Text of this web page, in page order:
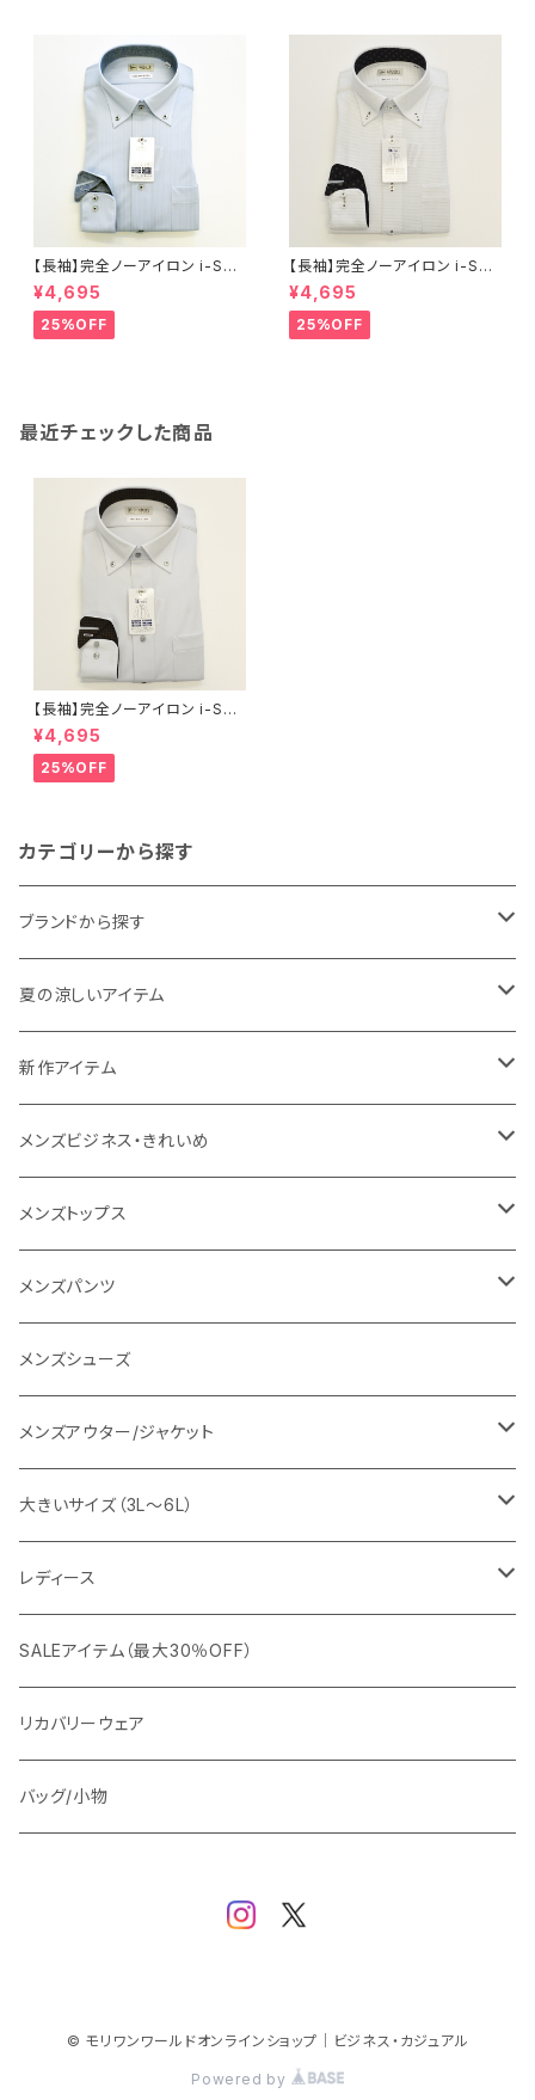
【長袖】完全ノーアイロン i-Shir
t｜ワイシャツ 形態安定 レギュ
ラーシルエット ボタンダウン ス
トライプ メンズ ビジネス dhw3
¥4,695
25%OFF
【長袖】完全ノーアイロン i-Shir
t｜ワイシャツ 形態安定 レギュ
ラーシルエット ボタンダウン ド
ット メンズ ビジネス dhw398a
-bd-12 L.グレー
¥4,695
25%OFF
最近チェックした商品
【長袖】完全ノーアイロン i-Shir
t｜ワイシャツ 形態安定 レギュ
ラーシルエット ボタンダウン ド
ビー メンズ ビジネス dhw397
a-bd-12 L.グレー
¥4,695
25%OFF
カテゴリーから探す
ブランドから探す
THE NORTH FACE
NANGA
1PIU1UGUALE3 RELAX
go slow caravan
SY32 by SWEET YEARS
URBAN SQUARE
EDWIN
snow peak
G-stage
TETEHOMME
TAION
夏の涼しいアイテム
メンズ
レディース
新作アイテム
メンズ
レディース
メンズビジネス・きれいめ
スーツ
カジュアルセットアップ
スラックス
ワイシャツ
シューズ
フォーマル
Tシャツ/ポロシャツ
メンズトップス
Tシャツ/カットソー
シャツ/ポロシャツ
パーカー/スウェット
ニット
メンズパンツ
デニムパンツ
イージーパンツ
スラックス
メンズシューズ
メンズアウター/ジャケット
ジャケット
カジュアルジャケット
ビジネスジャケット
ブルゾン
コート
マウンテンパーカー/アウトドア
ダウン / 中綿アウター
大きいサイズ（3L～6L）
ビジネス
セットアップ
ワイシャツ
カジュアル
ニット/Tシャツ/カットソー
スウェット/パーカー
アウター
レディース
アウター
トップス（ブラウス/カットソー）
ジャケット
SALEアイテム（最大30％OFF）
リカバリーウェア
バッグ/小物
© モリワンワールドオンラインショップ｜ビジネス・カジュアル
Powered by